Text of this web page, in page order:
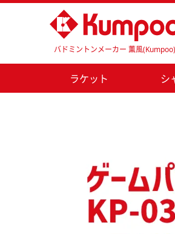
バドミントンメーカー 薫風(Kumpoo)
ラケット シ